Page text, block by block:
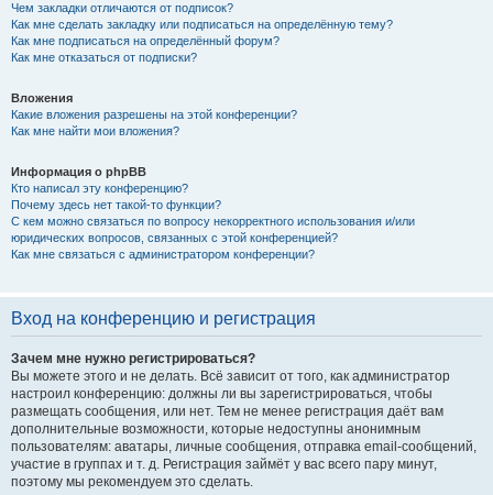
Чем закладки отличаются от подписок?
Как мне сделать закладку или подписаться на определённую тему?
Как мне подписаться на определённый форум?
Как мне отказаться от подписки?
Вложения
Какие вложения разрешены на этой конференции?
Как мне найти мои вложения?
Информация о phpBB
Кто написал эту конференцию?
Почему здесь нет такой-то функции?
С кем можно связаться по вопросу некорректного использования и/или
юридических вопросов, связанных с этой конференцией?
Как мне связаться с администратором конференции?
Вход на конференцию и регистрация
Зачем мне нужно регистрироваться?
Вы можете этого и не делать. Всё зависит от того, как администратор
настроил конференцию: должны ли вы зарегистрироваться, чтобы
размещать сообщения, или нет. Тем не менее регистрация даёт вам
дополнительные возможности, которые недоступны анонимным
пользователям: аватары, личные сообщения, отправка email-сообщений,
участие в группах и т. д. Регистрация займёт у вас всего пару минут,
поэтому мы рекомендуем это сделать.